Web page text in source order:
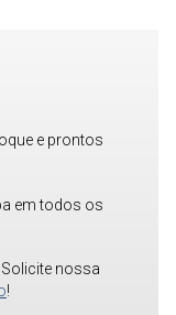
e prontos
em todos os
nossa
!